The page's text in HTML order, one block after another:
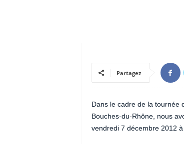
Partagez
Dans le cadre de la tournée
Bouches-du-Rhône, nous
vendredi 7 décembre 2012 à